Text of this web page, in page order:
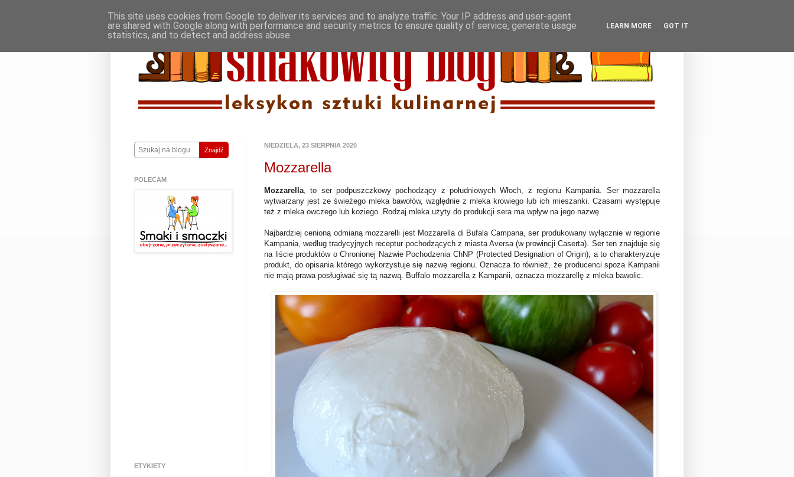
NIEDZIELA, 23 SIERPNIA 2020
Mozzarella
Mozzarella, to ser podpuszczkowy pochodzący z południowych Włoch, z regionu Kampania. Ser mozzarella
wytwarzany jest ze świeżego mleka bawołów, względnie z mleka krowiego lub ich mieszanki. Czasami występuje
też z mleka owczego lub koziego. Rodzaj mleka użyty do produkcji sera ma wpływ na jego nazwę.
Najbardziej cenioną odmianą mozzarelli jest Mozzarella di Bufala Campana, ser produkowany wyłącznie w regionie
Kampania, według tradycyjnych receptur pochodzących z miasta Aversa (w prowincji Caserta). Ser ten znajduje się
na liście produktów o Chronionej Nazwie Pochodzenia ChNP (Protected Designation of Origin), a to charakteryzuje
produkt, do opisania którego wykorzystuje się nazwę regionu. Oznacza to również, że producenci spoza Kampanii
nie mają prawa posługiwać się tą nazwą. Buffalo mozzarella z Kampanii, oznacza mozzarellę z mleka bawolic.
Znajdź
POLECAM
ETYKIETY
This site uses cookies from Google to deliver its services and to analyze traffic. Your IP address and user-agent
are shared with Google along with performance and security metrics to ensure quality of service, generate usage
statistics, and to detect and address abuse.
LEARN MORE GOT IT